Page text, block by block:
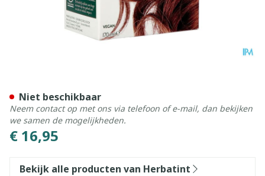
€ 16,95
Niet beschikbaar
Neem contact op met ons via telefoon of e-mail, dan bekijken
we samen de mogelijkheden.
Bekijk alle producten van Herbatint